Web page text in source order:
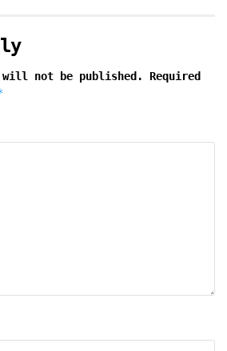
will not be published.
Required